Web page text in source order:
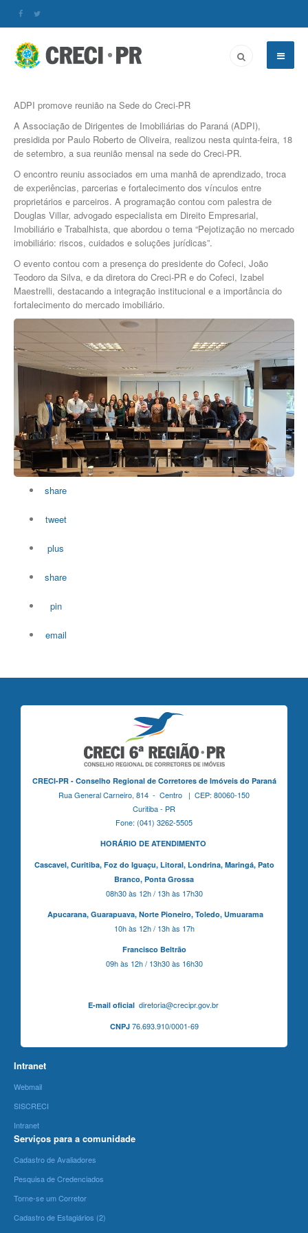
ADPI promove reunião na Sede do Creci-PR
A Associação de Dirigentes de Imobiliárias do Paraná (ADPI),
presidida por Paulo Roberto de Oliveira, realizou nesta quinta-feira, 18
de setembro, a sua reunião mensal na sede do Creci-PR.
O encontro reuniu associados em uma manhã de aprendizado, troca
de experiências, parcerias e fortalecimento dos vínculos entre
proprietários e parceiros. A programação contou com palestra de
Douglas Villar, advogado especialista em Direito Empresarial,
Imobiliário e Trabalhista, que abordou o tema “Pejotização no mercado
imobiliário: riscos, cuidados e soluções jurídicas”.
O evento contou com a presença do presidente do Cofeci, João
Teodoro da Silva, e da diretora do Creci-PR e do Cofeci, Izabel
Maestrelli, destacando a integração institucional e a importância do
fortalecimento do mercado imobiliário.
share
tweet
plus
share
pin
email
CRECI-PR - Conselho Regional de Corretores de Imóveis do Paraná
Rua General Carneiro, 814 - Centro | CEP: 80060-150
Curitiba - PR
Fone: (041) 3262-5505
HORÁRIO DE ATENDIMENTO
Cascavel, Curitiba,Foz do Iguaçu, Litoral, Londrina, Maringá, Pato
Branco, Ponta Grossa
08h30 às 12h / 13h às 17h30
Apucarana, Guarapuava, Norte Pioneiro, Toledo, Umuarama
10h às 12h / 13h às 17h
Francisco Beltrão
09h às 12h / 13h30 às 16h30
E-mail oficialdiretoria@crecipr.gov.br
CNPJ76.693.910/0001-69
Intranet
Webmail
SISCRECI
Intranet
Serviços para a comunidade
Cadastro de Avaliadores
Pesquisa de Credenciados
Torne-se um Corretor
Cadastro de Estagiários (2)